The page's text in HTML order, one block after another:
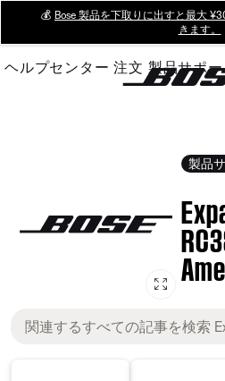
Main
💰 Bose 製品を下取りに出すと最大
きます。
ヘルプセンター 注文 製品サポ
製品